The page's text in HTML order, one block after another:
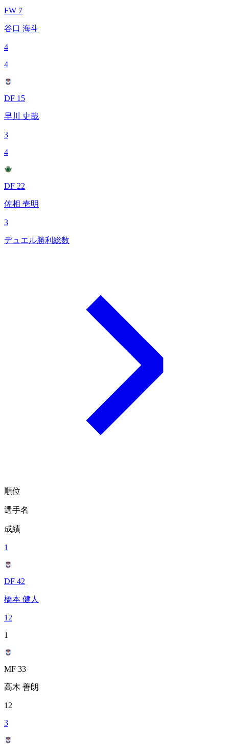
FW 7
谷口 海斗
4
4
DF 15
早川 史哉
3
4
DF 22
佐相 壱明
3
デュエル勝利総数
順位
選手名
成績
1
DF 42
橋本 健人
12
1
MF 33
高木 善朗
12
3